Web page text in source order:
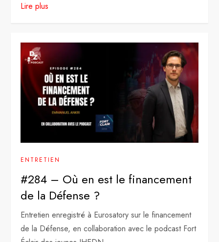
Lire plus
ENTRETIEN
#284 – Où en est le financement
de la Défense ?
Entretien enregistré à Eurosatory sur le financement
de la Défense, en collaboration avec le podcast Fort